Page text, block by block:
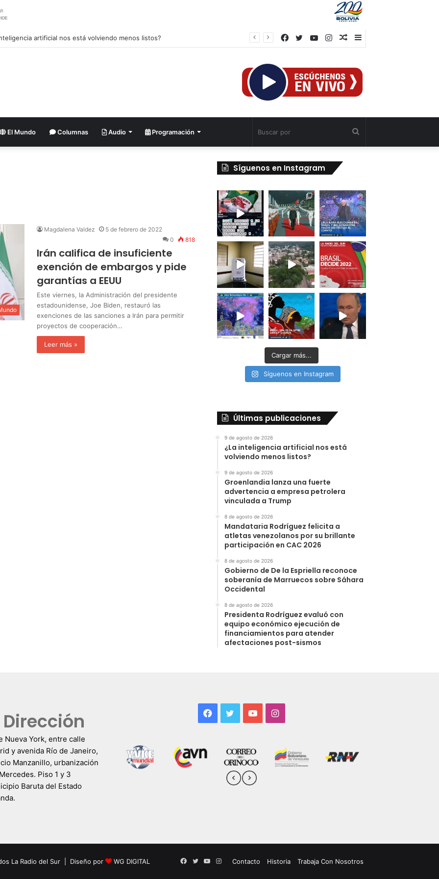
artificial nos está volviendo menos listos?
Barra
Publicación
azar
Instagram
YouTube
Twitter
Facebook
El Mundo Columnas Audio Programación
Magdalena Valdez
5 de febrero de 2022
0
818
Irán califica de insuficiente
exención de embargos y pide
garantías a EEUU
Este viernes, la Administración del presidente
estadounidense, Joe Biden, restauró las
exenciones de las sanciones a Irán para permitir
proyectos de cooperación…
Leer más »
Síguenos en Instagram
Cargar más...
Síguenos en Instagram
Últimas publicaciones
9 de agosto de 2026
¿La inteligencia artificial nos está
volviendo menos listos?
9 de agosto de 2026
Groenlandia lanza una fuerte
advertencia a empresa petrolera
vinculada a Trump
8 de agosto de 2026
Mandataria Rodríguez felicita a
atletas venezolanos por su brillante
participación en CAC 2026
8 de agosto de 2026
Gobierno de De la Espriella reconoce
soberanía de Marruecos sobre Sáhara
Occidental
8 de agosto de 2026
Presidenta Rodríguez evaluó con
equipo económico ejecución de
financiamientos para atender
afectaciones post-sismos
Dirección
Nueva York, entre calle
y avenida Río de Janeiro,
Manzanillo, urbanización
Piso 1 y 3
Baruta del Estado
Facebook
TwitterYouTubeInstagram
La Radio del Sur | Diseño por WG DIGITAL Contacto Historia Trabaja Con Nosotros
Facebook
TwitterYouTube
Instagram